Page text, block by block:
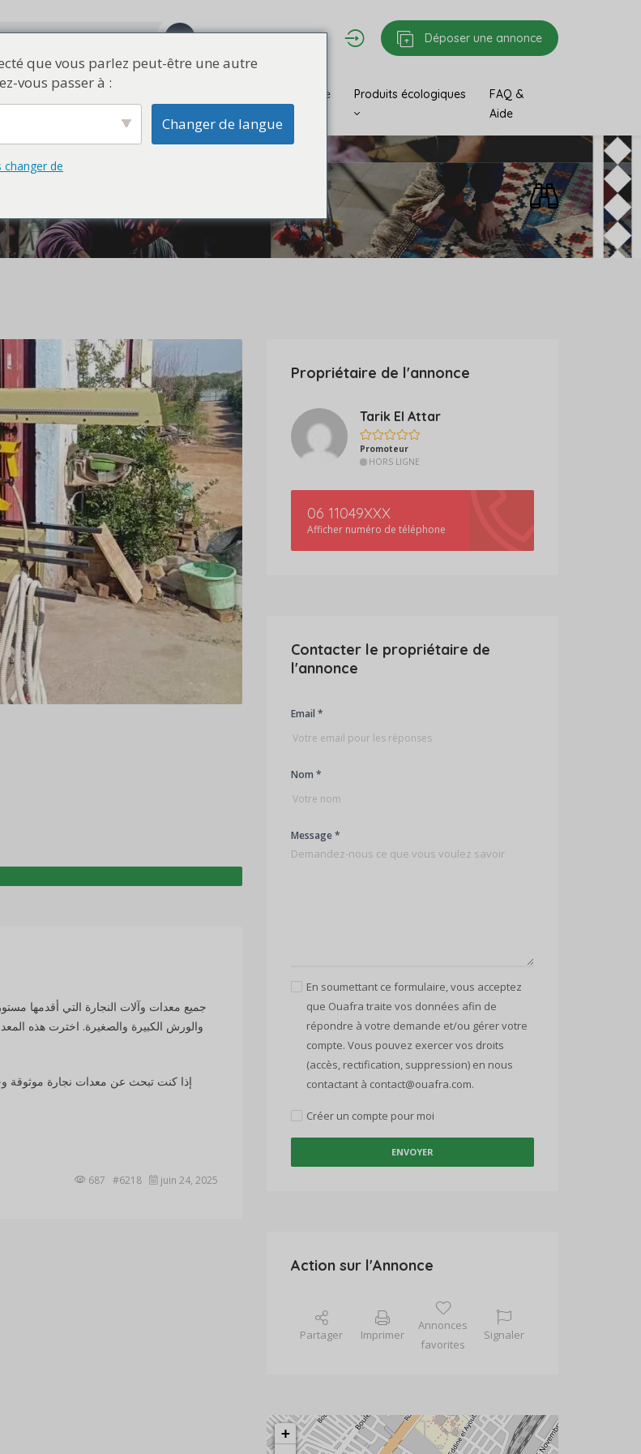
Déposer une annonce
Jouets et divertissements Vintage & Antique Produits écologiques
FAQ &
Aide
جميع معدات وآلات النجارة التي أقدمها
والورش الكبيرة والصغيرة. اخترت هذه
إذا كنت تبحث عن معدات نجارة موثوقة
687 #6218 juin 24, 2025
Propriétaire de l'annonce
Tarik El Attar
Promoteur
HORS LIGNE
06 11049XXX
Afficher numéro de téléphone
Contacter le propriétaire de
l'annonce
Email *
Nom *
Message *
En soumettant ce formulaire, vous acceptez
que Ouafra traite vos données afin de
répondre à votre demande et/ou gérer votre
compte. Vous pouvez exercer vos droits
(accès, rectification, suppression) en nous
contactant à contact@ouafra.com.
Créer un compte pour moi
ENVOYER
Action sur l'Annonce
Partager Imprimer
Annonces
favorites
Signaler
+
que vous parlez peut-être une autre
vous passer à :
Changer de langue
changer de